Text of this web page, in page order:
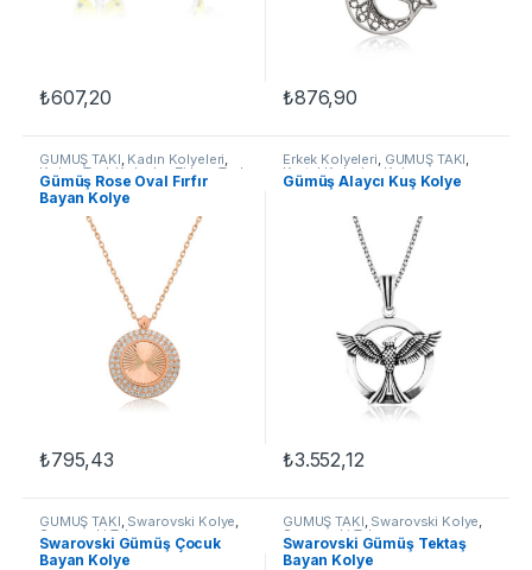
₺607,20 ₺876,90
GÜMÜŞ TAKI, Kadın Kolyeleri,
Kolye ,Taşlı Kolyeler ,Zirkon Taşlı
Kolyeler
Gümüş Rose Oval Fırfır
Bayan Kolye
₺795,43
Erkek Kolyeleri, GÜMÜŞ TAKI,
Kartal Kolyeler Kolye
Gümüş Alaycı Kuş Kolye
₺3.552,12
GÜMÜŞ TAKI, Swarovski Kolye,
Swarovski Takı
Swarovski Gümüş Çocuk
Bayan Kolye
GÜMÜŞ TAKI, Swarovski Kolye,
Swarovski Takı
Swarovski Gümüş Tektaş
Bayan Kolye